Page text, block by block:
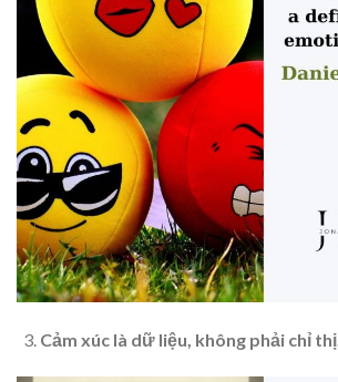
Cảm xúc là dữ liệu, không phải chỉ thị.